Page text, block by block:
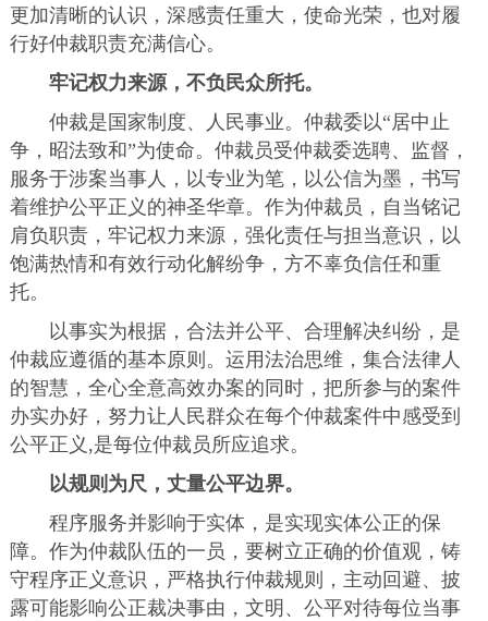
更加清晰的认识，深感责任重大，使命光荣，也对履
行好仲裁职责充满信心。
牢记权力来源，不负民众所托。
仲裁是国家制度、人民事业。仲裁委以“居中止
争，昭法致和”为使命。仲裁员受仲裁委选聘、监督，
服务于涉案当事人，以专业为笔，以公信为墨，书写
着维护公平正义的神圣华章。作为仲裁员，自当铭记
肩负职责，牢记权力来源，强化责任与担当意识，以
饱满热情和有效行动化解纷争，方不辜负信任和重
托。
以事实为根据，合法并公平、合理解决纠纷，是
仲裁应遵循的基本原则。运用法治思维，集合法律人
的智慧，全心全意高效办案的同时，把所参与的案件
办实办好，努力让人民群众在每个仲裁案件中感受到
公平正义,是每位仲裁员所应追求。
以规则为尺，丈量公平边界。
程序服务并影响于实体，是实现实体公正的保
障。作为仲裁队伍的一员，要树立正确的价值观，铸
守程序正义意识，严格执行仲裁规则，主动回避、披
露可能影响公正裁决事由，文明、公平对待每位当事